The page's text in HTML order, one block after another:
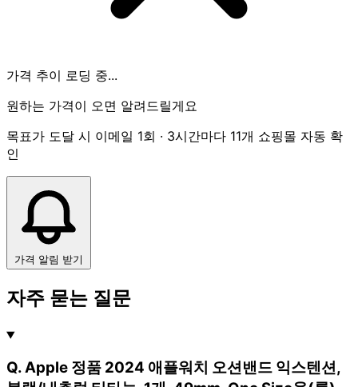
가격 추이 로딩 중...
원하는 가격이 오면 알려드릴게요
목표가 도달 시 이메일 1회 · 3시간마다 11개 쇼핑몰 자동 확
인
가격 알림 받기
자주 묻는 질문
Q. Apple 정품 2024 애플워치 오션밴드 익스텐션,